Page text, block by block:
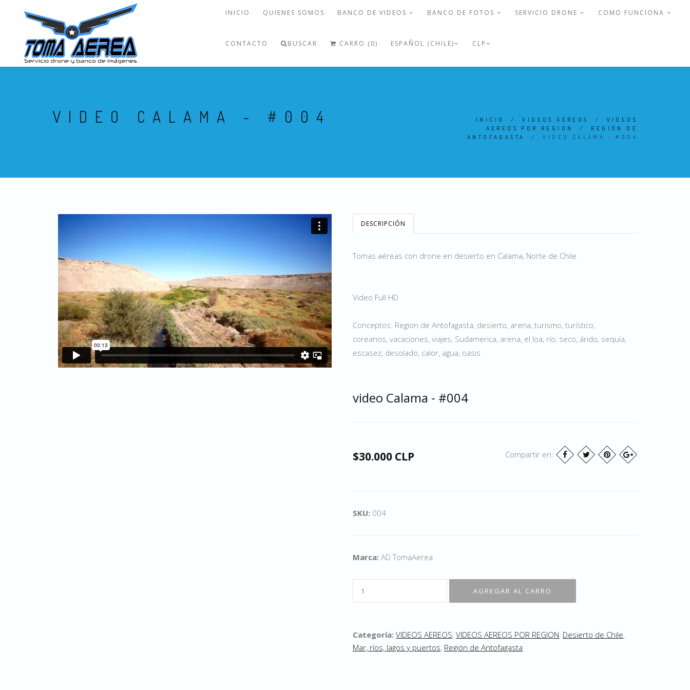
INICIO QUIENES SOMOS BANCO DE VIDEOS BANCO DE FOTOS SERVICIO DRONE COMO FUNCIONA
CONTACTO BUSCAR CARRO (0) ESPAÑOL (CHILE) CLP
VIDEO CALAMA - #004 INICIO /VIDEOS AEREOS / VIDEOS
AEREOS POR REGION
/ REGIÓN DE
ANTOFAGASTA
/VIDEO CALAMA - #004
DESCRIPCIÓN
Tomas aéreas con drone en desierto en Calama, Norte de Chile
Video Full HD
Conceptos: Region de Antofagasta, desierto, arena, turismo, turístico,
coreanos, vacaciones, viajes, Sudamerica, arena, el loa, río, seco, árido, sequía,
escasez, desolado, calor, agua, oasis
video Calama - #004
$30.000 CLP Compartir en:
SKU: 004
Marca: AD TomaAerea
Categoría: VIDEOS AEREOS, VIDEOS AEREOS POR REGION, Desierto de Chile,
Mar, ríos, lagos y puertos, Región de Antofagasta